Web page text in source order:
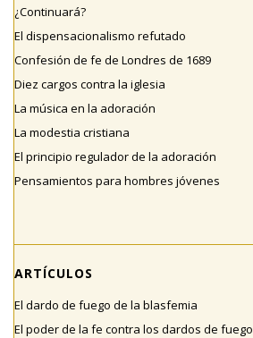
¿Continuará?
El dispensacionalismo refutado
Confesión de fe de Londres de 1689
Diez cargos contra la iglesia
La música en la adoración
La modestia cristiana
El principio regulador de la adoración
Pensamientos para hombres jóvenes
ARTÍCULOS
El dardo de fuego de la blasfemia
El poder de la fe contra los dardos de fuego